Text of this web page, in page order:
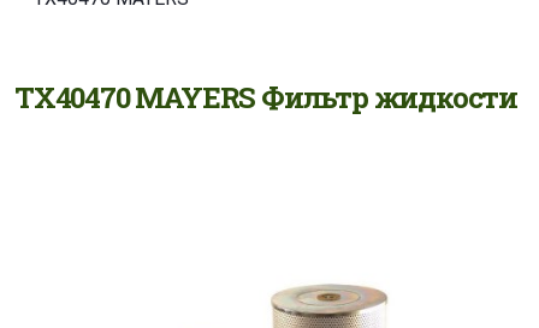
TX40470 MAYERS Фильтр жидкости